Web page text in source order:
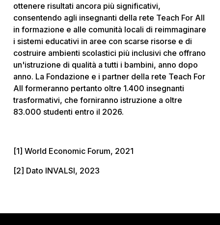
ottenere risultati ancora più significativi,
consentendo agli insegnanti della rete Teach For All
in formazione e alle comunità locali di reimmaginare
i sistemi educativi in aree con scarse risorse e di
costruire ambienti scolastici più inclusivi che offrano
un'istruzione di qualità a tutti i bambini, anno dopo
anno. La Fondazione e i partner della rete Teach For
All formeranno pertanto oltre 1.400 insegnanti
trasformativi, che forniranno istruzione a oltre
83.000 studenti entro il 2026.
[1] World Economic Forum, 2021
[2] Dato INVALSI, 2023